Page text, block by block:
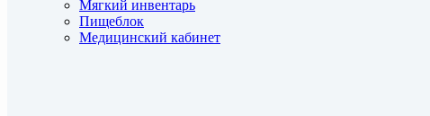
Мягкий инвентарь
Пищеблок
Медицинский кабинет